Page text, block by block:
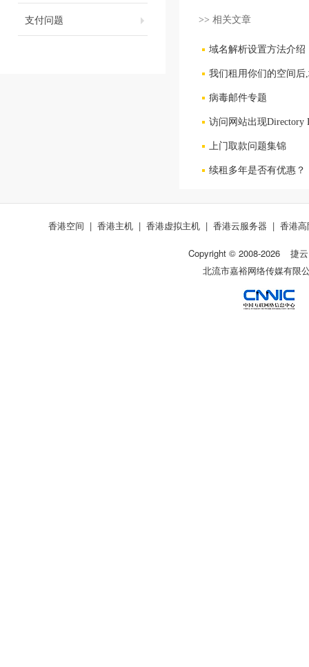
支付问题 >> 相关文章
域名解析设置方法介绍
我们租用你们的空间
病毒邮件专题
访问网站出现Directory
上门取款问题集锦
续租多年是否有优惠？
香港空间 | 香港主机 | 香港虚拟主机 | 香港云服务器 | 香港
Copyright © 2008-2026
捷云
北流市嘉裕网络传媒有限